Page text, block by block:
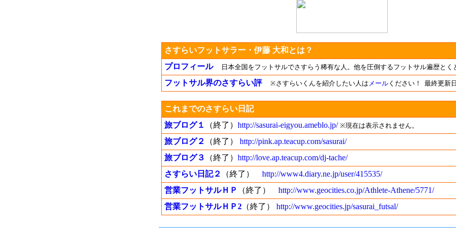
さすらいフットサラー・伊藤 大和とは？
プロフィール
日本全国をフットサルでさすらう稀有な人。他を圧倒するフットサル遍歴とく
フットサル界のさすらい評 ※さすらいくんを紹介したい人は メール ください！ 最終更新
これまでのさすらい日記
旅ブログ１
（終了） http://sasurai-eigyou.ameblo.jp/ ※現在は表示されません。
旅ブログ２ （終了） http://pink.ap.teacup.com/sasurai/
旅ブログ３
（終了） http://love.ap.teacup.com/dj-tache/
さすらい日記２
（終了） http://www4.diary.ne.jp/user/415535/
営業フットサルＨＰ
（終了） http://www.geocities.co.jp/Athlete-Athene/5771/
営業フットサルＨＰ2 （終了） http://www.geocities.jp/sasurai_futsal/